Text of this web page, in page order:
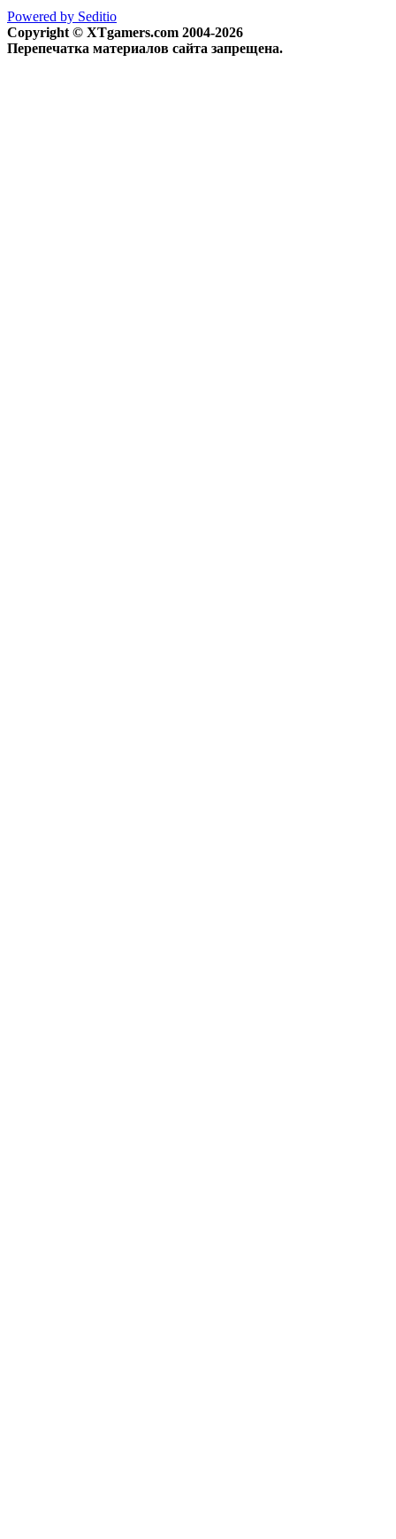
Powered by Seditio
Copyright © XTgamers.com 2004-2026
Перепечатка материалов сайта запрещена.